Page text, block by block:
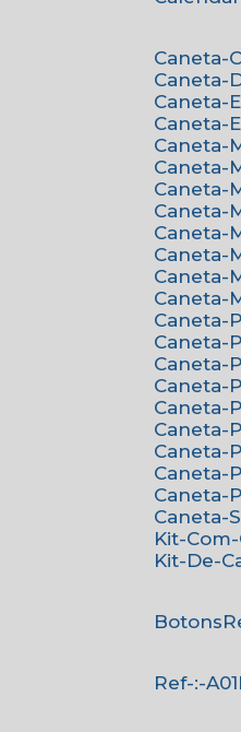
Caneta-
Caneta-
Caneta-
Kit-
Kit-De-
Botons
Ref-:-A01